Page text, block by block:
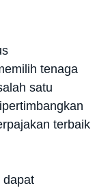
tenaga
satu
terbaik
dapat